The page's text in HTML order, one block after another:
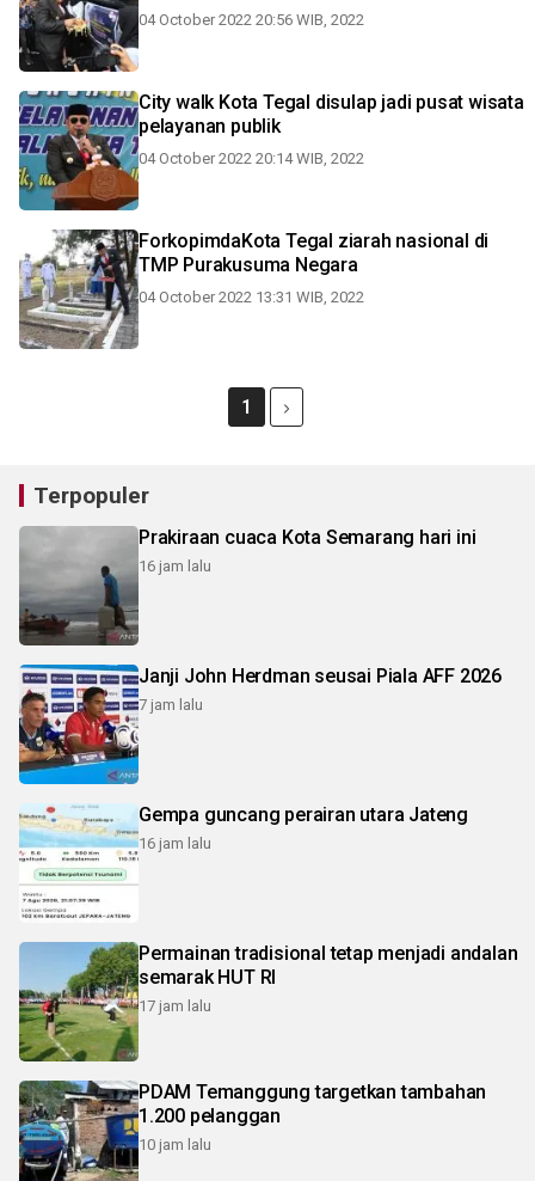
04 October 2022 20:56 WIB, 2022
City walk Kota Tegal disulap jadi pusat wisata
pelayanan publik
04 October 2022 20:14 WIB, 2022
ForkopimdaKota Tegal ziarah nasional di
TMP Purakusuma Negara
04 October 2022 13:31 WIB, 2022
1
Terpopuler
Prakiraan cuaca Kota Semarang hari ini
16 jam lalu
Janji John Herdman seusai Piala AFF 2026
7 jam lalu
Gempa guncang perairan utara Jateng
16 jam lalu
Permainan tradisional tetap menjadi andalan
semarak HUT RI
17 jam lalu
PDAM Temanggung targetkan tambahan
1.200 pelanggan
10 jam lalu